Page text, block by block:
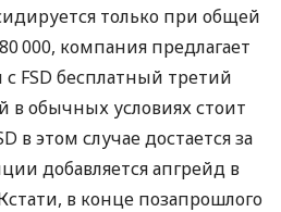
только при общей
000, компания предлагает
FSD бесплатный третий
в обычных условиях стоит
в этом случае достается за
добавляется апгрейд в
в конце позапрошлого